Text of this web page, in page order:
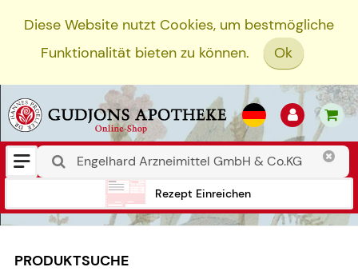
Diese Website nutzt Cookies, um bestmögliche
Funktionalität bieten zu können.
Ok
Rezept Einreichen
PRODUKTSUCHE